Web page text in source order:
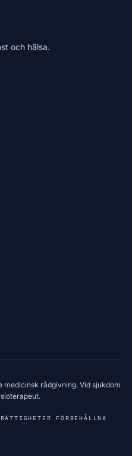
och hälsa.
medicinsk rådgivning. Vid sjukdom
FÖRBEHÅLLNA